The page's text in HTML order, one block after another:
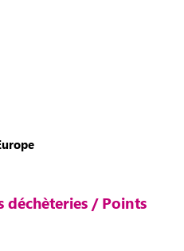
déchèteries / Points